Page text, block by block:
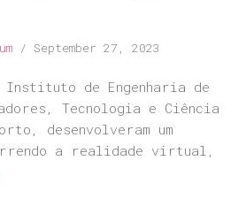
September 27, 2023
de Engenharia de
Tecnologia e Ciência
desenvolveram um
a realidade virtual,